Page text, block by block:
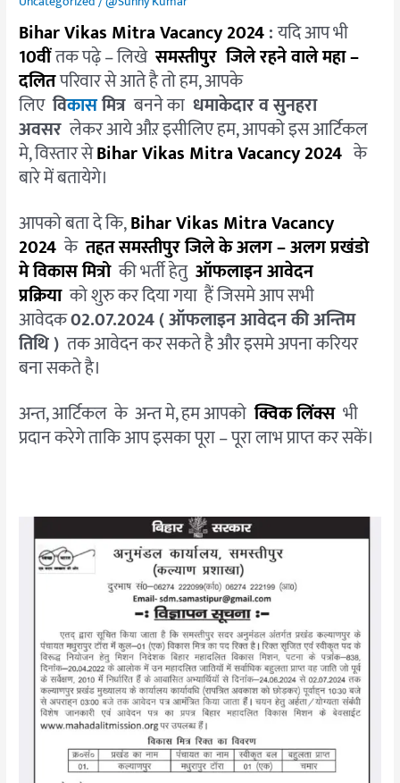
Bihar Vikas Mitra Vacancy 2024:यदि आप भी
10वींतक पढ़े – लिखे समस्तीपुर जिले रहने वाले महा –
दलितपरिवार से आते है तो हम, आपके
लिए विकासमित्र बनने का धमाकेदार व सुनहरा
अवसर लेकर आये औऱ इसीलिए हम, आपको इस आर्टिकल
मे, विस्तार सेBihar Vikas Mitra Vacancy 2024 के
बारे में बतायेगे।
आपको बता दे कि,Bihar Vikas Mitra Vacancy
2024 के तहत समस्तीपुर जिले के अलग – अलग प्रखंडो
मे विकास मित्रो की भर्ती हेतु ऑफलाइन आवेदन
प्रक्रिया को शुरु कर दिया गया हैं जिसमे आप सभी
आवेदक02.07.2024 (ऑफलाइन आवेदन की अन्तिम
तिथि ) तक आवेदन कर सकते है और इसमे अपना करियर
बना सकते है।
अन्त, आर्टिकल के अन्त मे, हम आपको क्विक लिंक्स भी
प्रदान करेगे ताकि आप इसका पूरा – पूरा लाभ प्राप्त कर सकें।
लिए
आवेदन
शुरू,जल्द
करे
आवेदन